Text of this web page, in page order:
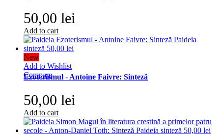
50,00 lei
Add to cart
New
Add to Wishlist
Compare
Ezoterismul - Antoine Faivre: Sinteză
50,00 lei
Add to cart